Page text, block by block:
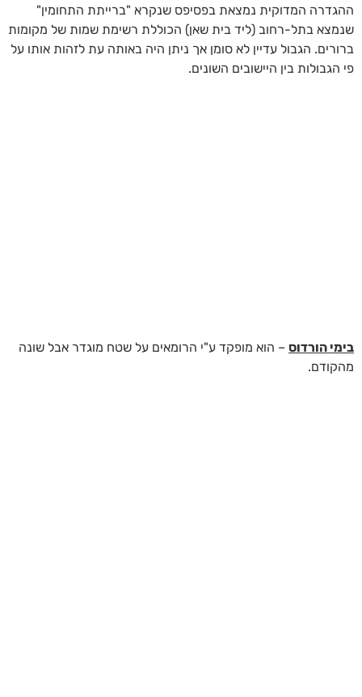
ההגדרה המדוקית נמצאת בפסיפס שנקרא "ברייתת התחומין"
שנמצא בתל-רחוב (ליד בית שאן) הכוללת רשימת שמות של מקומות
ברורים. הגבול עדיין לא סומן אך ניתן היה באותה עת לזהות אותו על
פי הגבולות בין היישובים השונים.
בימי הורדוס – הוא מופקד ע"י הרומאים על שטח מוגדר אבל שונה
מהקודם.